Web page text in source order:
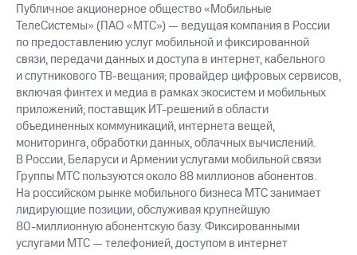
Публичное акционерное общество «Мобильные
ТелеСистемы» (ПАО «МТС») — ведущая компания в России
по предоставлению услуг мобильной и фиксированной
связи, передачи данных и доступа в интернет, кабельного
и спутниковогоТВ-вещания; провайдер цифровых сервисов,
включая финтех и медиа в рамках экосистем и мобильных
приложений; поставщикИТ-решенийв области
объединенных коммуникаций, интернета вещей,
мониторинга, обработки данных, облачных вычислений.
В России, Беларуси и Армении услугами мобильной связи
Группы МТС пользуются около 88 миллионов абонентов.
На российском рынке мобильного бизнеса МТС занимает
лидирующие позиции, обслуживая крупнейшую
80-миллионнуюабонентскую базу. Фиксированными
услугами МТС — телефонией, доступом в интернет